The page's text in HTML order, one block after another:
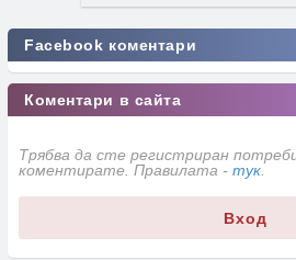
Facebook коментари
Коментари в сайта
Трябва да сте регистриран
коментирате. Правилата - тук
Вход